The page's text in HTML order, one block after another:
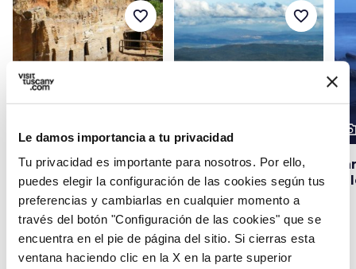
Le damos importancia a tu privacidad
Tu privacidad es importante para nosotros. Por ello,
puedes elegir la configuración de las cookies según tus
preferencias y cambiarlas en cualquier momento a
través del botón "Configuración de las cookies" que se
encuentra en el pie de página del sitio. Si cierras esta
ventana haciendo clic en la X en la parte superior
photo_camera
Parque Arqueológico
de Baratti y
Populonia
favorite_border
photo_camera
Parque
Interprovincial de
Montioni
favorite_border